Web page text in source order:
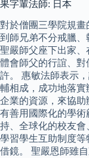
果字輩法師: 日本
對於僧團三學院規
到師兄弟不分戒臘
聖嚴師父座下出家
體會師父的行誼、
許。 惠敏法師表示
輔相成，成功地落
企業的資源，來協
有善用國際化的學
持、全球化的校友
學習學生互助制度
借鏡。 聖嚴恩師雖